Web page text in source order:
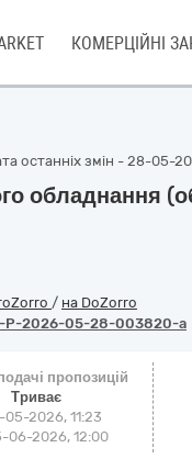
КОМЕРЦІЙНІ
останніх змін - 28-05-
обладнання
/ на DoZorro
P-2026-05-28-003820-a
пропозицій
Триває
05-2026, 11:23
06-2026, 12:00